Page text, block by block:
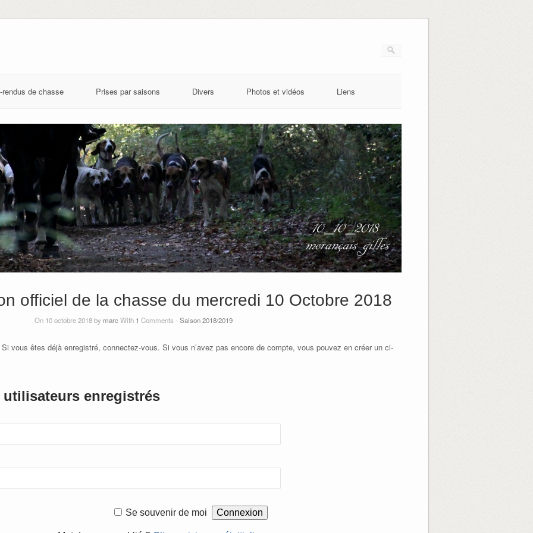
rendus de chasse Prises par saisons Divers Photos et vidéos Liens
officiel de la chasse du mercredi 10 Octobre 2018
On 10 octobre 2018 by marcWith 1 Comments - Saison 2018/2019
vous êtes déjà enregistré, connectez-vous. Si vous n’avez pas encore de compte, vous pouvez en créer un ci-
enregistrés
Se souvenir de moi